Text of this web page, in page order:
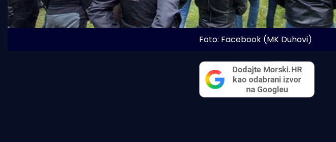
Foto: Facebook (MK Duhovi)